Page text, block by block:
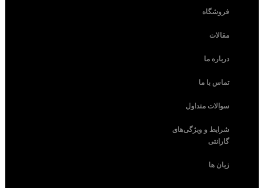
فروشگاه
مقالات
درباره ما
تماس با ما
سوالات متداول
شرایط و ویژگی‌های
گارانتی
زبان ها